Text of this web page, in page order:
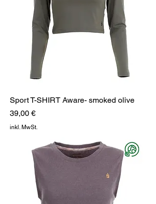
Sport T-SHIRT Aware- smoked olive
Preis
39,00 €
inkl. MwSt.